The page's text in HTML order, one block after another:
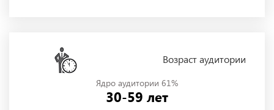
Возраст аудитории
Ядро аудитории 61%
30-59 лет